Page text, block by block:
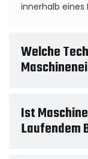
innerhalb eines
Welche
Ist
Laufendem